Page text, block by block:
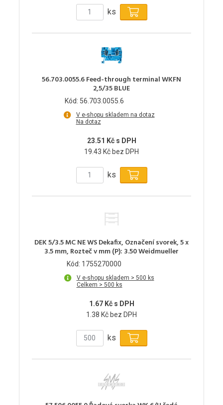
ks
56.703.0055.6 Feed-through terminal WKFN
2,5/35 BLUE
Kód: 56.703.0055.6
V e-shopu skladem na dotaz
Na dotaz
23.51 Kč s DPH
19.43 Kč bez DPH
ks
DEK 5/3.5 MC NE WS Dekafix, Označení svorek, 5 x
3.5 mm, Rozteč v mm (P): 3.50 Weidmueller
Kód: 1755270000
V e-shopu skladem > 500 ks
Celkem > 500 ks
1.67 Kč s DPH
1.38 Kč bez DPH
ks